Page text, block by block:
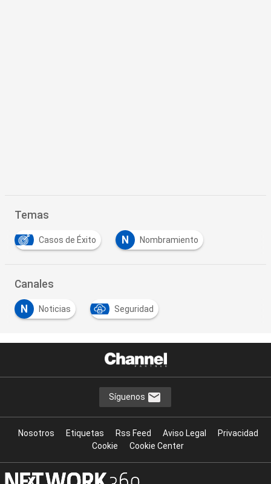
Temas
Casos de Éxito N Nombramiento
Canales
N Noticias Seguridad
Síguenos
Nosotros Etiquetas Rss Feed Aviso Legal
Privacidad
Cookie
Cookie Center